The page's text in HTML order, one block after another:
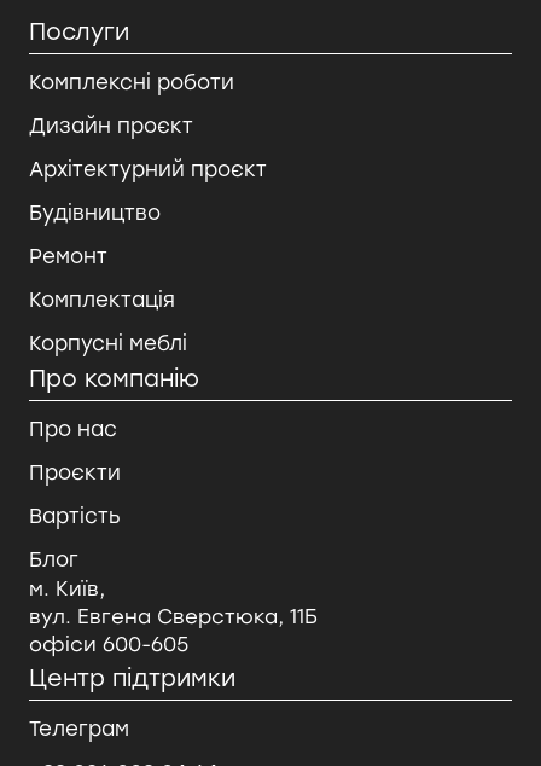
Послуги
Комплексні роботи
Дизайн проєкт
Архітектурний проєкт
Будівництво
Ремонт
Комплектація
Корпусні меблі
Про компанію
Про нас
Проєкти
Вартість
Блог
м. Київ,
вул. Евгена Сверстюка, 11Б
офіси 600-605
Центр підтримки
Телеграм